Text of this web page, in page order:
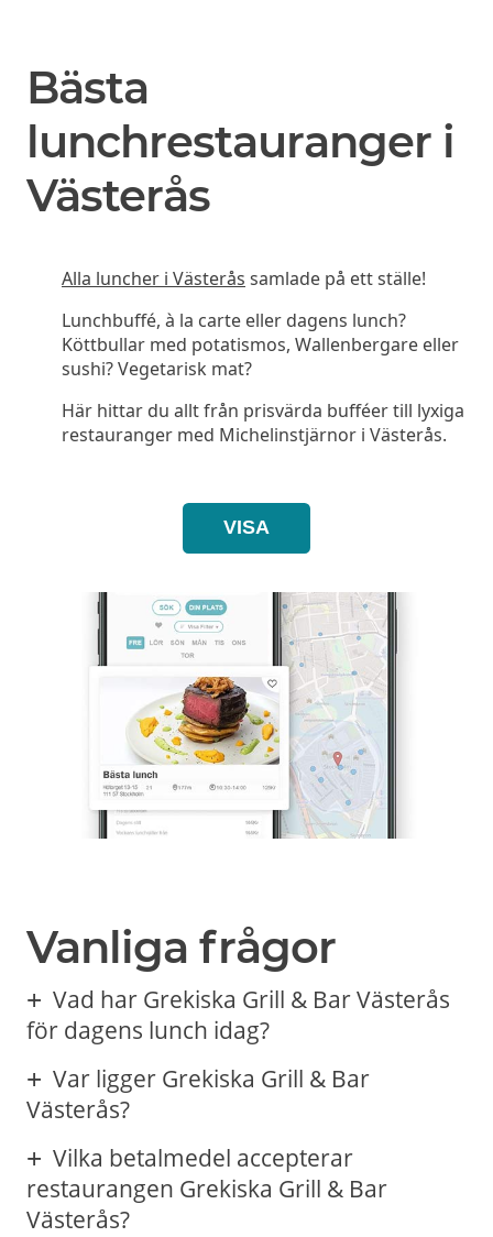
Bästa
lunchrestauranger i
Västerås
Alla luncher i Västerås samlade på ett ställe!
Lunchbuffé, à la carte eller dagens lunch?
Köttbullar med potatismos, Wallenbergare eller
sushi? Vegetarisk mat?
Här hittar du allt från prisvärda bufféer till lyxiga
restauranger med Michelinstjärnor i Västerås.
VISA
Vanliga frågor
Vad har Grekiska Grill & Bar Västerås
för dagens lunch idag?
Var ligger Grekiska Grill & Bar
Västerås?
Vilka betalmedel accepterar
restaurangen Grekiska Grill & Bar
Västerås?